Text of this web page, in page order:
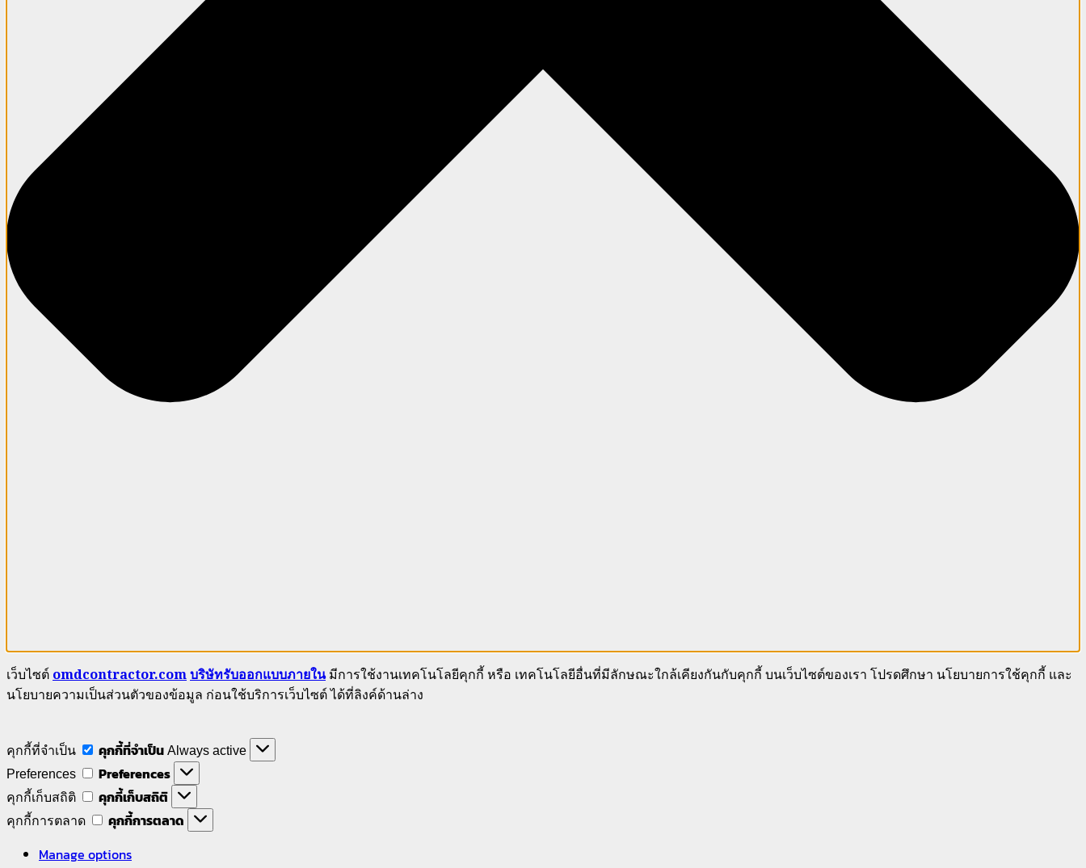
เว็บไซต์ omdcontractor.comบริษัทรับออกแบบภายในมีการใช้งานเทคโนโลยีคุกกี้ หรือ เทคโนโลยีอื่นที่มีลักษณะใกล้เคียงกันกับคุกกี้ บนเว็บไซต์ของเรา โปรดศึกษา นโยบายการใช้คุกกี้ และ
นโยบายความเป็นส่วนตัวของข้อมูล ก่อนใช้บริการเว็บไซต์ ได้ที่ลิงค์ด้านล่าง
คุกกี้ที่จำเป็น คุกกี้ที่จำเป็น Always active
Preferences
Preferences
คุกกี้เก็บสถิติ คุกกี้เก็บสถิติ
คุกกี้การตลาด
คุกกี้การตลาด
Manage options